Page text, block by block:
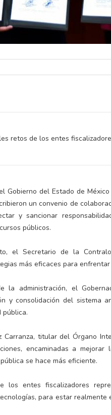
retos de los entes
Gobierno del Estado de
un convenio de
y sancionar
públicos.
el Secretario de la
más eficaces para
la administración, el
y consolidación del sistema
pública.
Carranza, titular del Órgano
encaminadas a
se hace más eficiente.
los entes fiscalizadores
para estar